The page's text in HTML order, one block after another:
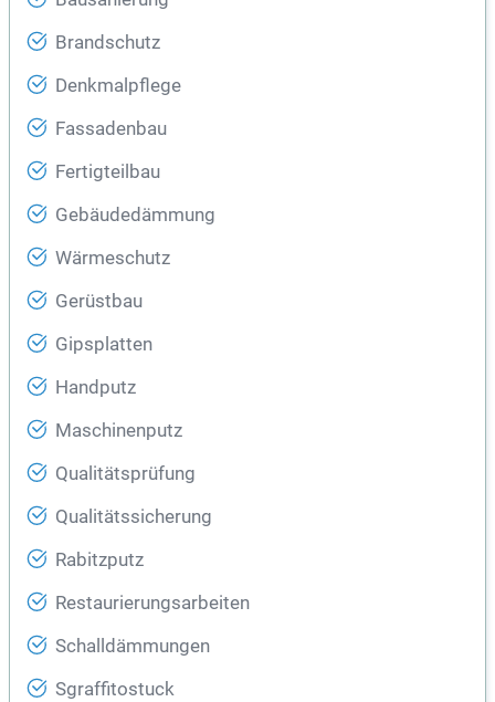
Brandschutz
Denkmalpflege
Fassadenbau
Fertigteilbau
Gebäudedämmung
Wärmeschutz
Gerüstbau
Gipsplatten
Handputz
Maschinenputz
Qualitätsprüfung
Qualitätssicherung
Rabitzputz
Restaurierungsarbeiten
Schalldämmungen
Sgraffitostuck